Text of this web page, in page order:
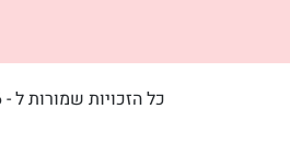
כל הזכויות שמורות ל - Harhamatanot 2026 ©